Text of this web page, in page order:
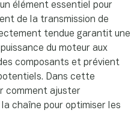
élément essentiel pour
de la transmission de
tendue garantit une
du moteur aux
composants et prévient
Dans cette
comment ajuster
chaîne pour optimiser les